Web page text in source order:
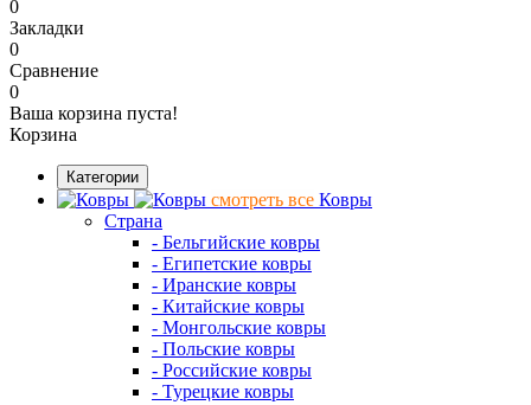
0
Закладки
0
Сравнение
0
Ваша корзина пуста!
Корзина
Категории
смотреть все Ковры
Страна
- Бельгийские ковры
- Египетские ковры
- Иранские ковры
- Китайские ковры
- Монгольские ковры
- Польские ковры
- Российские ковры
- Турецкие ковры